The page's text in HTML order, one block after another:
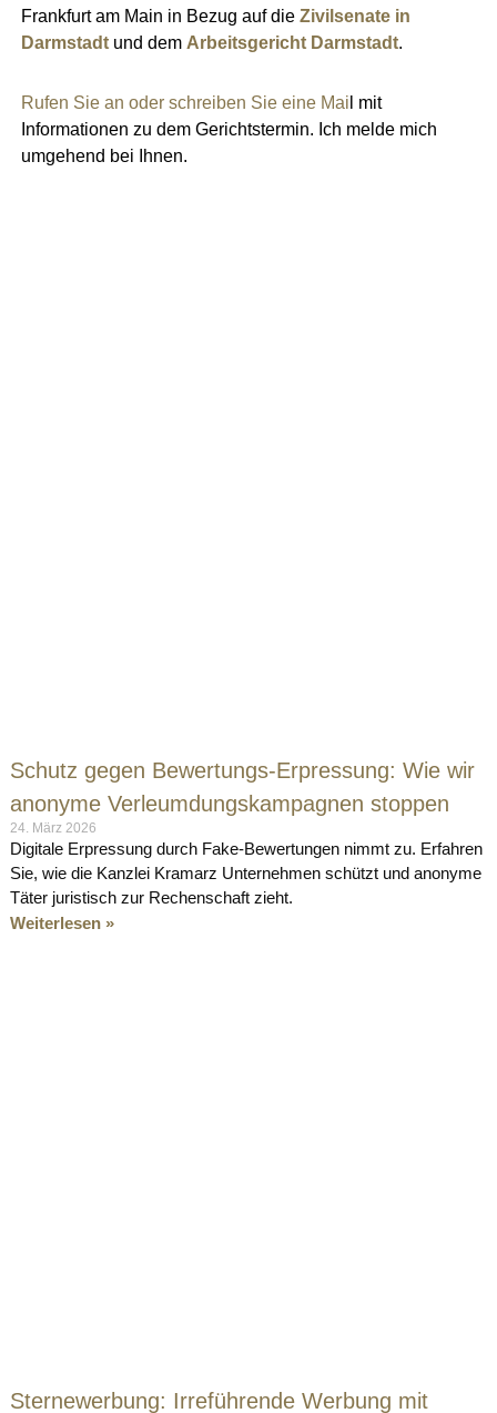
Frankfurt am Main in Bezug auf die Zivilsenate in
Darmstadt und dem Arbeitsgericht Darmstadt.
Rufen Sie an oder schreiben Sie eine Mai l mit
Informationen zu dem Gerichtstermin. Ich melde mich
umgehend bei Ihnen.
Schutz gegen Bewertungs-Erpressung: Wie wir
anonyme Verleumdungskampagnen stoppen
24. März 2026
Digitale Erpressung durch Fake-Bewertungen nimmt zu. Erfahren
Sie, wie die Kanzlei Kramarz Unternehmen schützt und anonyme
Täter juristisch zur Rechenschaft zieht.
Weiterlesen »
Sternewerbung: Irreführende Werbung mit